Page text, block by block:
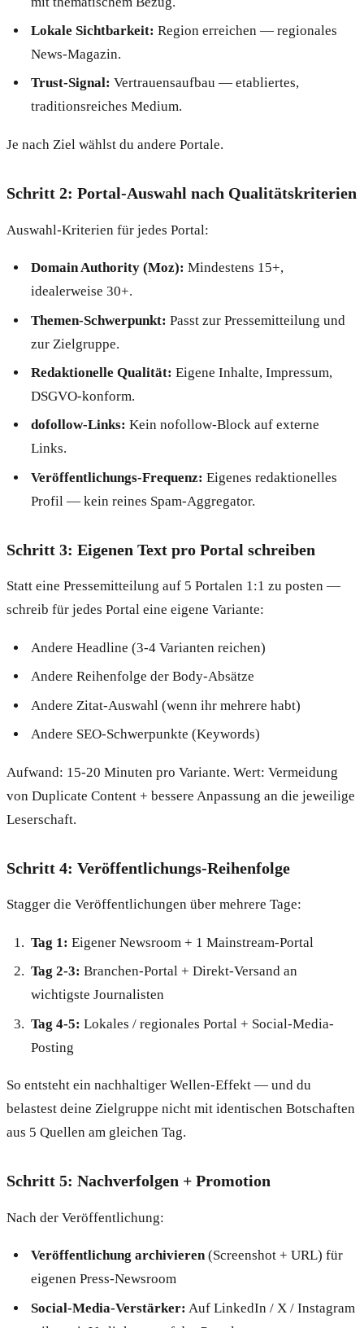
Lokale Sichtbarkeit: Region erreichen — regionales
News-Magazin.
Trust-Signal: Vertrauensaufbau — etabliertes,
traditionsreiches Medium.
Je nach Ziel wählst du andere Portale.
Schritt 2: Portal-Auswahl nach Qualitätskriterien
Auswahl-Kriterien für jedes Portal:
Domain Authority (Moz): Mindestens 15+,
idealerweise 30+.
Themen-Schwerpunkt: Passt zur Pressemitteilung und
zur Zielgruppe.
Redaktionelle Qualität: Eigene Inhalte, Impressum,
DSGVO-konform.
dofollow-Links: Kein nofollow-Block auf externe
Links.
Veröffentlichungs-Frequenz: Eigenes redaktionelles
Profil — kein reines Spam-Aggregator.
Schritt 3: Eigenen Text pro Portal schreiben
Statt eine Pressemitteilung auf 5 Portalen 1:1 zu posten —
schreib für jedes Portal eine eigene Variante:
Andere Headline (3-4 Varianten reichen)
Andere Reihenfolge der Body-Absätze
Andere Zitat-Auswahl (wenn ihr mehrere habt)
Andere SEO-Schwerpunkte (Keywords)
Aufwand: 15-20 Minuten pro Variante. Wert: Vermeidung
von Duplicate Content + bessere Anpassung an die jeweilige
Leserschaft.
Schritt 4: Veröffentlichungs-Reihenfolge
Stagger die Veröffentlichungen über mehrere Tage:
Tag 1: Eigener Newsroom + 1 Mainstream-Portal
Tag 2-3: Branchen-Portal + Direkt-Versand an
wichtigste Journalisten
Tag 4-5: Lokales / regionales Portal + Social-Media-
Posting
So entsteht ein nachhaltiger Wellen-Effekt — und du
belastest deine Zielgruppe nicht mit identischen Botschaften
aus 5 Quellen am gleichen Tag.
Schritt 5: Nachverfolgen + Promotion
Nach der Veröffentlichung:
Veröffentlichung archivieren(Screenshot + URL) für
eigenen Press-Newsroom
Social-Media-Verstärker: Auf LinkedIn / X / Instagram